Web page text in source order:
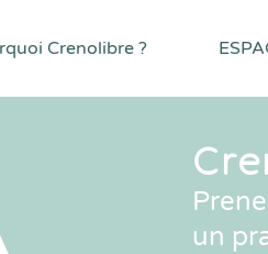
Crenolibre ?
un